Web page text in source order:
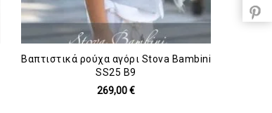
Βαπτιστικά ρούχα αγόρι Stova Bambini
SS25 B9
269,00 €